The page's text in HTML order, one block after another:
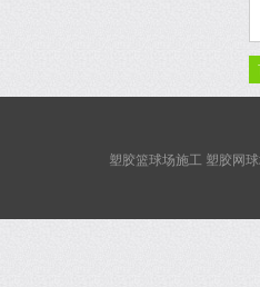
塑胶篮球场施工 塑胶网